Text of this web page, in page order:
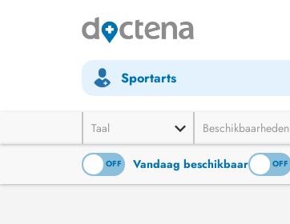
Sportarts
Taal Beschikbaarheden
OFF Vandaag beschikbaar
ON OFF